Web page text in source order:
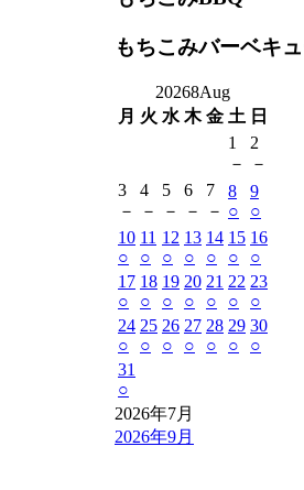
もちこみバーベキ
20268Aug
月 火 水 木 金 土 日
1
－
2
－
3
－
4
－
5
－
6
－
7
－
8
○
9
○
10
○
11
○
12
○
13
○
14
○
15
○
16
○
17
○
18
○
19
○
20
○
21
○
22
○
23
○
24
○
25
○
26
○
27
○
28
○
29
○
30
○
31
○
2026年7月
2026年9月